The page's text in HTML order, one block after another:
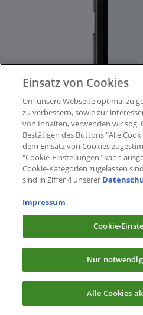
Einsatz von Cookies
Um unsere Webseite optimal zu
zu verbessern, sowie zur
von Inhalten, verwenden wir sog.
Bestätigen des Buttons "Alle
dem Einsatz von Cookies
"Cookie-Einstellungen" kann
Cookie-Kategorien zugelassen
sind in Ziffer 4 unserer
Impressum
Cookie-
Nur
Alle Cookies